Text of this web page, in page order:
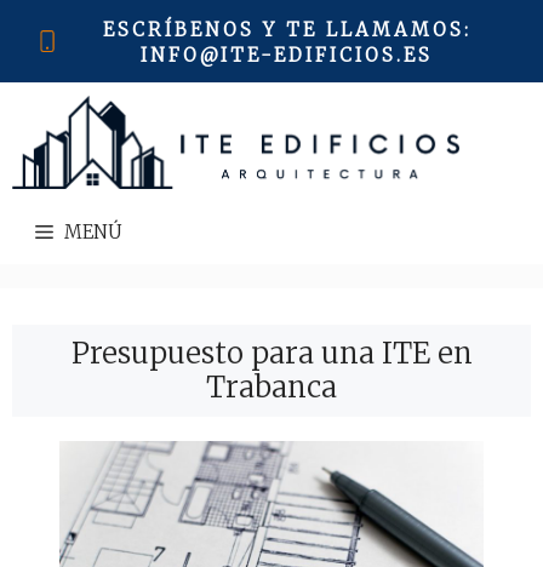
ESCRÍBENOS Y TE LLAMAMOS:
INFO@ITE-EDIFICIOS.ES
MENÚ
Presupuesto para una ITE en
Trabanca